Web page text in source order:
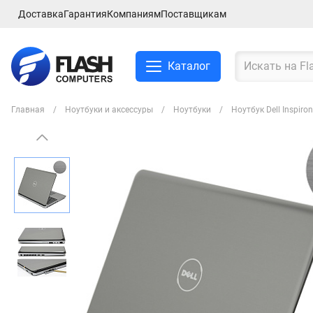
ДоставкаГарантияКомпаниямПоставщикам
Каталог
Главная Ноутбуки и аксессуры Ноутбуки Ноутбук Dell
Ноутбуки и аксессуры
Компьютеры и
комплектующие
Сетевое оборудование
ТВ, Аудио и Видео